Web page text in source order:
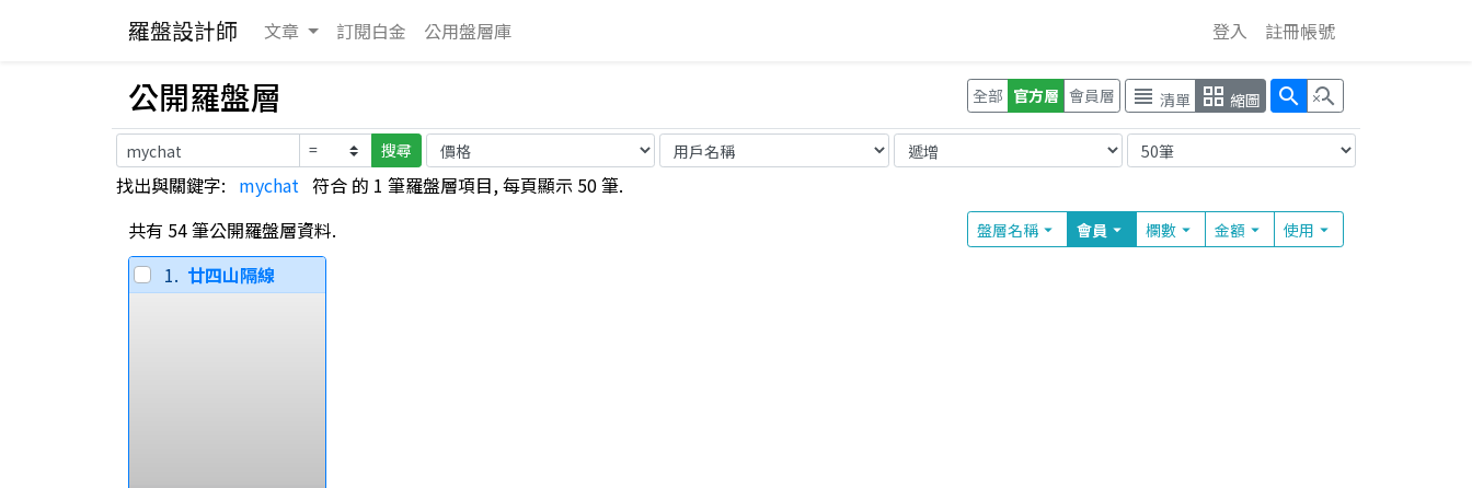
羅盤設計師 文章 訂閱白金 公用盤層庫 登入 註冊帳號
公開羅盤層 全部 官方層 會員層 view_headline 清單 grid_view 縮圖 search search_off
搜尋
找出與關鍵字: mychat 符合 的 1 筆羅盤層項目, 每頁顯示 50 筆.
共有 54 筆公開羅盤層資料.
盤層名稱 arrow_drop_down 會員 arrow_drop_down 欄數 arrow_drop_down 金額 arrow_drop_down 使用 arrow_drop_down
1. 廿四山隔線